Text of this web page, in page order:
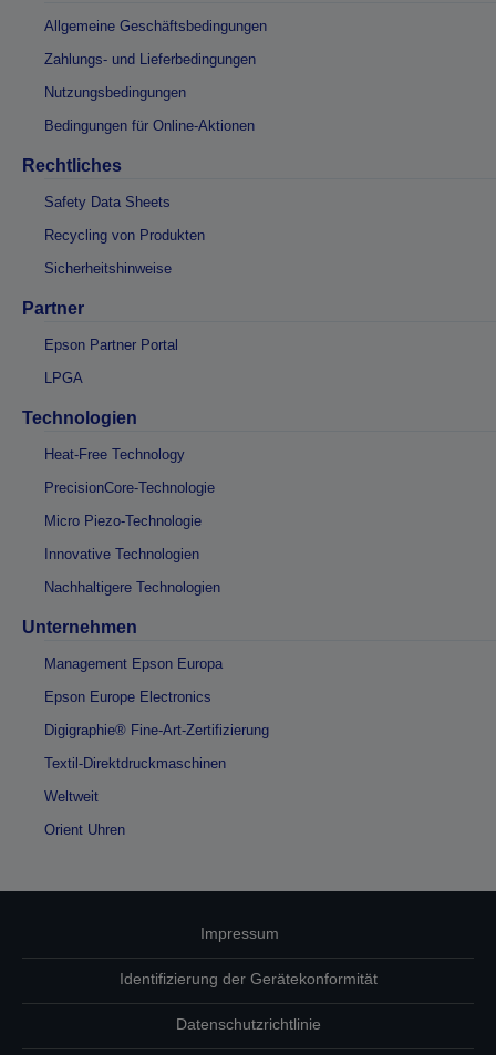
Allgemeine Geschäftsbedingungen
Zahlungs- und Lieferbedingungen
Nutzungsbedingungen
Bedingungen für Online-Aktionen
Rechtliches
Safety Data Sheets
Recycling von Produkten
Sicherheitshinweise
Partner
Epson Partner Portal
LPGA
Technologien
Heat-Free Technology
PrecisionCore-Technologie
Micro Piezo-Technologie
Innovative Technologien
Nachhaltigere Technologien
Unternehmen
Management Epson Europa
Epson Europe Electronics
Digigraphie® Fine-Art-Zertifizierung
Textil-Direktdruckmaschinen
Weltweit
Orient Uhren
Impressum
Identifizierung der Gerätekonformität
Datenschutzrichtlinie